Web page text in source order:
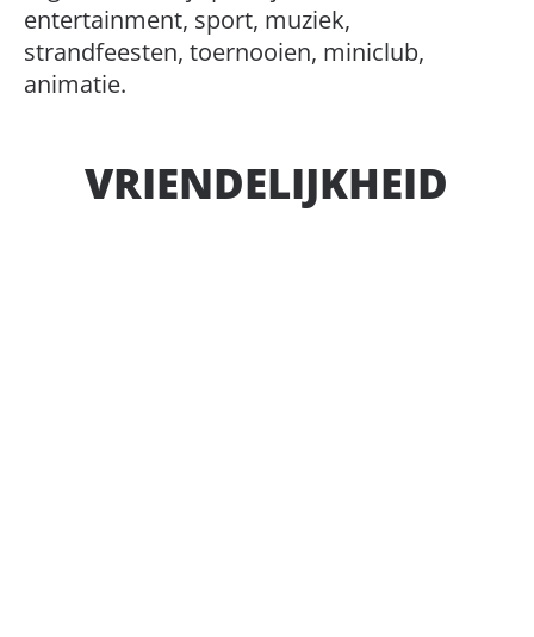
entertainment, sport, muziek,
strandfeesten, toernooien, miniclub,
animatie.
DIENSTEN
VRIENDELIJKHEID
ENTERTAINMENT